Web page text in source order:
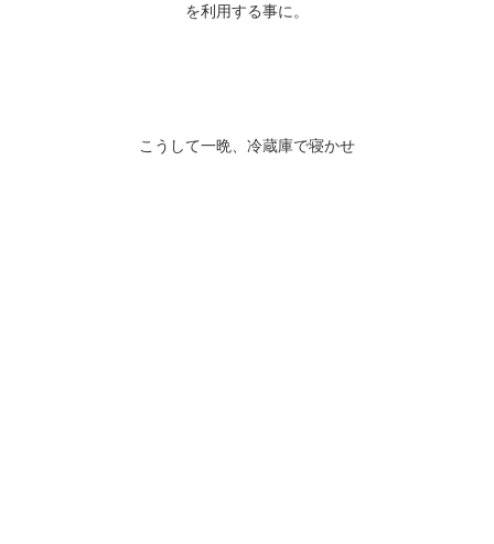
を利用する事に。
こうして一晩、冷蔵庫で寝かせ